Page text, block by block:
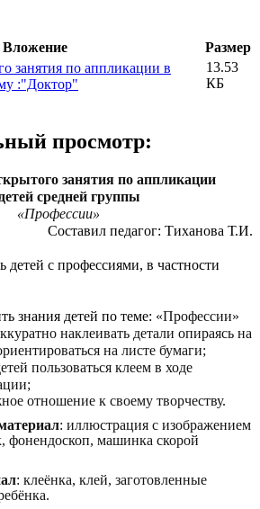
Вложение
Размер
занятия по аппликации в
:"Доктор"
13.53
КБ
просмотр:
занятия по аппликации
детей средней группы
«Профессии»
Составил педагог: Тиханова Т.И.
детей с профессиями, в частности
знания детей по теме: «Профессии»
наклеивать детали опираясь на
на листе бумаги;
пользоваться клеем в ходе
отношение к своему творчеству.
: иллюстрация с изображением
фонендоскоп, машинка скорой
: клеёнка, клей, заготовленные